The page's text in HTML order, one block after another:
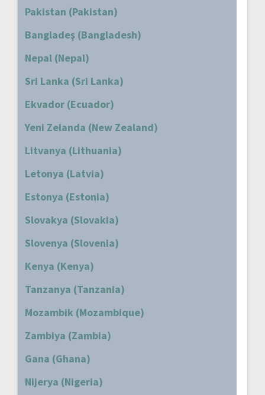
Pakistan (Pakistan)
Bangladeş (Bangladesh)
Nepal (Nepal)
Sri Lanka (Sri Lanka)
Ekvador (Ecuador)
Yeni Zelanda (New Zealand)
Litvanya (Lithuania)
Letonya (Latvia)
Estonya (Estonia)
Slovakya (Slovakia)
Slovenya (Slovenia)
Kenya (Kenya)
Tanzanya (Tanzania)
Mozambik (Mozambique)
Zambiya (Zambia)
Gana (Ghana)
Nijerya (Nigeria)